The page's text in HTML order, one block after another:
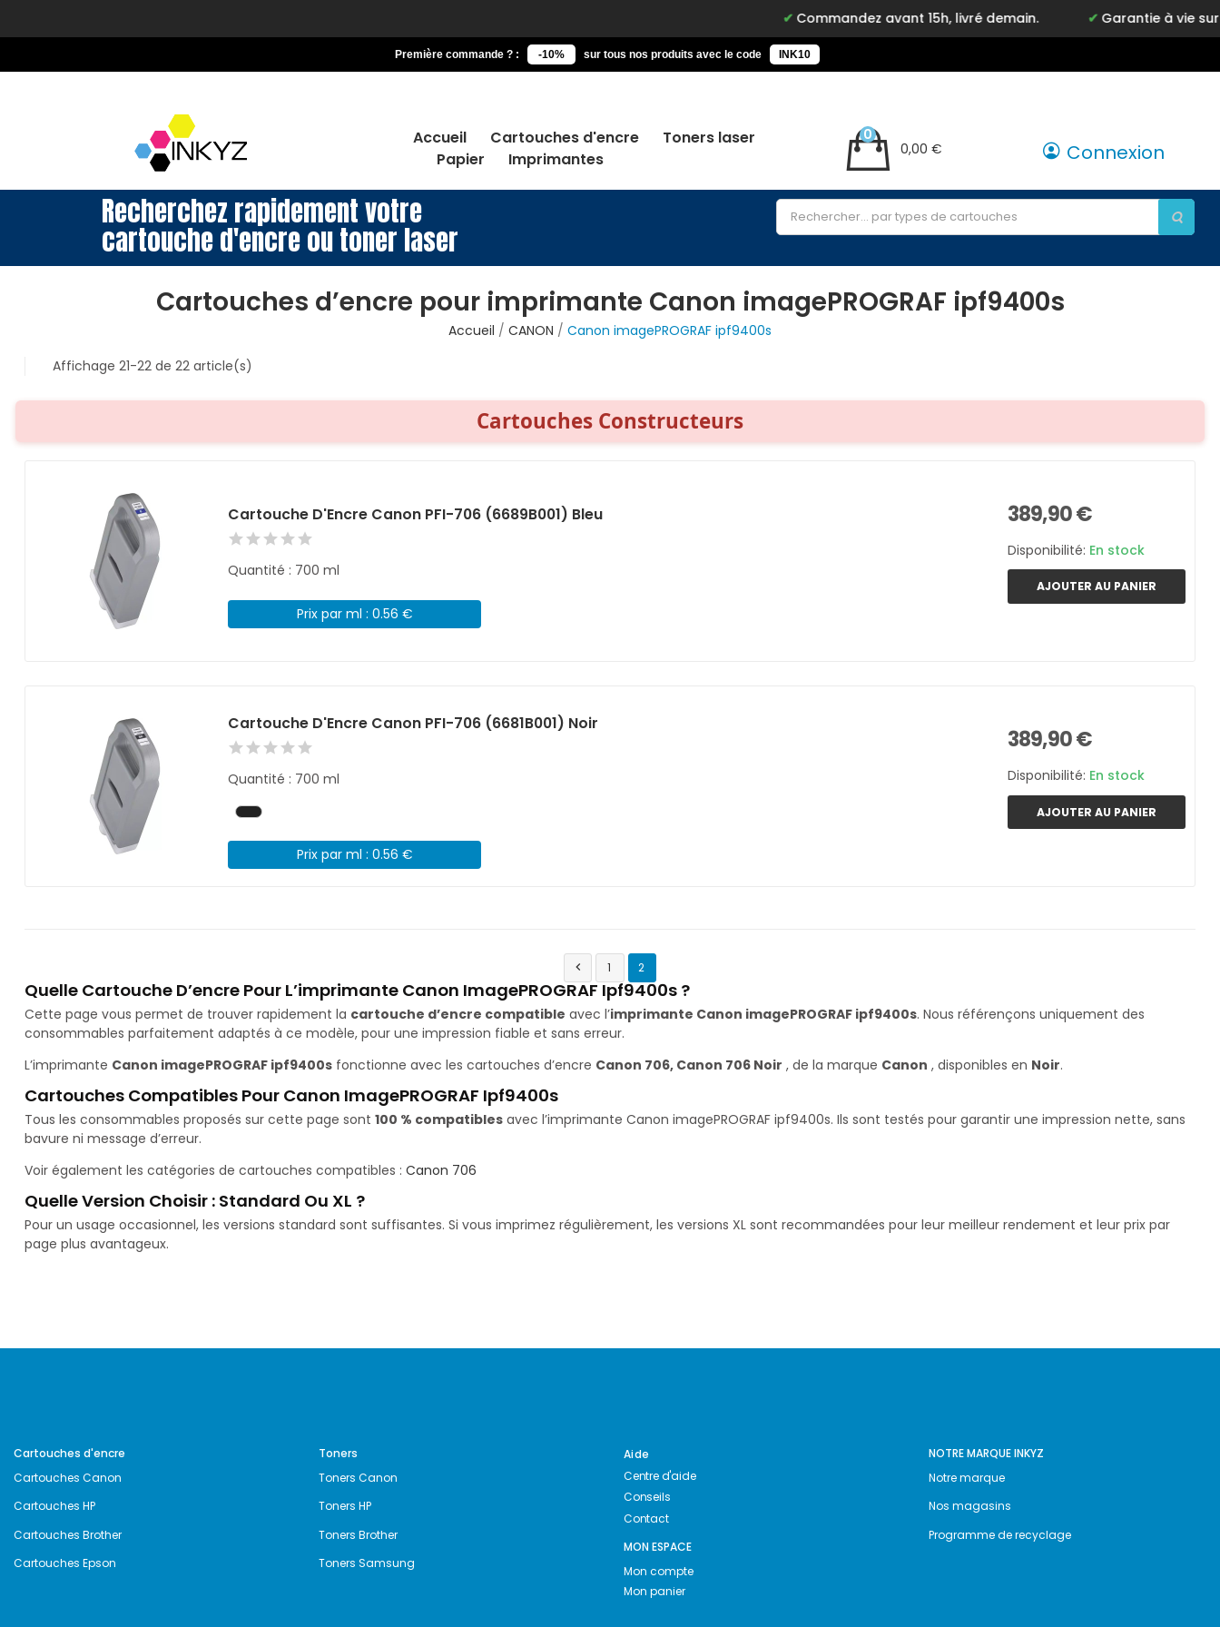
Commandez avant 15h, livré demain. Garantie à vie sur
Première commande ? : -10% sur tous nos produits avec le code INK10
Accueil Cartouches d'encre
Toners laser
Papier
Imprimantes
0,00 €
0
Connexion
Recherchez rapidement votre
cartouche d'encre ou toner laser
Cartouches d’encre pour imprimante Canon imagePROGRAF ipf9400s
Accueil CANON
Canon imagePROGRAF ipf9400s
Affichage 21-22 de 22 article(s)
Cartouches Constructeurs
Cartouche D'Encre Canon PFI-706 (6689B001) Bleu
Quantité : 700 ml
Prix par ml : 0.56 €
389,90 €
Disponibilité: En stock
AJOUTER AU PANIER
Cartouche D'Encre Canon PFI-706 (6681B001) Noir
Quantité : 700 ml
Prix par ml : 0.56 €
389,90 €
Disponibilité: En stock
AJOUTER AU PANIER
 1 2
Quelle Cartouche D’encre Pour L’imprimante Canon ImagePROGRAF Ipf9400s ?
Cette page vous permet de trouver rapidement la cartouche d’encre compatible avec l’imprimante Canon imagePROGRAF ipf9400s. Nous référençons uniquement des
consommables parfaitement adaptés à ce modèle, pour une impression fiable et sans erreur.
L’imprimante Canon imagePROGRAF ipf9400s fonctionne avec les cartouches d’encre Canon 706, Canon 706 Noir , de la marque Canon , disponibles en Noir.
Cartouches Compatibles Pour Canon ImagePROGRAF Ipf9400s
Tous les consommables proposés sur cette page sont 100 % compatibles avec l’imprimante Canon imagePROGRAF ipf9400s. Ils sont testés pour garantir une impression nette, sans
bavure ni message d’erreur.
Voir également les catégories de cartouches compatibles : Canon 706
Quelle Version Choisir : Standard Ou XL ?
Pour un usage occasionnel, les versions standard sont suffisantes. Si vous imprimez régulièrement, les versions XL sont recommandées pour leur meilleur rendement et leur prix par
page plus avantageux.
Cartouches d'encre
Cartouches Canon
Cartouches HP
Cartouches Brother
Cartouches Epson
Toners
Toners Canon
Toners HP
Toners Brother
Toners Samsung
Aide
Centre d'aide
Conseils
Contact
MON ESPACE
Mon compte
Mon panier
NOTRE MARQUE INKYZ
Notre marque
Nos magasins
Programme de recyclage